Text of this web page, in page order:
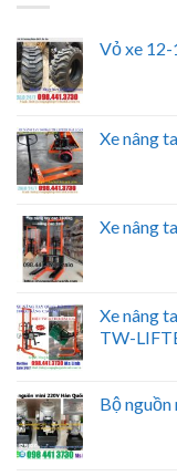
Vỏ xe
Xe nâng
Xe nâng
Xe nâng
TW-
Bộ